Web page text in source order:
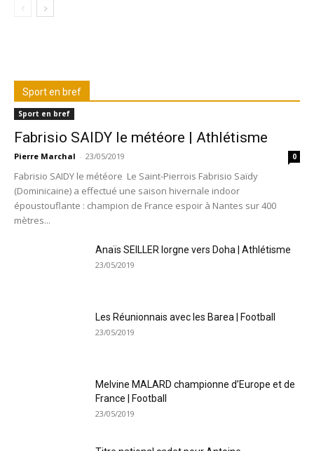
Sport en bref
Sport en bref
Fabrisio SAIDY le météore | Athlétisme
Pierre Marchal - 23/05/2019 0
Fabrisio SAIDY le météore Le Saint-Pierrois Fabrisio Saïdy
(Dominicaine) a effectué une saison hivernale indoor
époustouflante : champion de France espoir à Nantes sur 400
mètres...
Anaïs SEILLER lorgne vers Doha | Athlétisme
23/05/2019
Les Réunionnais avec les Barea | Football
23/05/2019
Melvine MALARD championne d’Europe et de
France | Football
23/05/2019